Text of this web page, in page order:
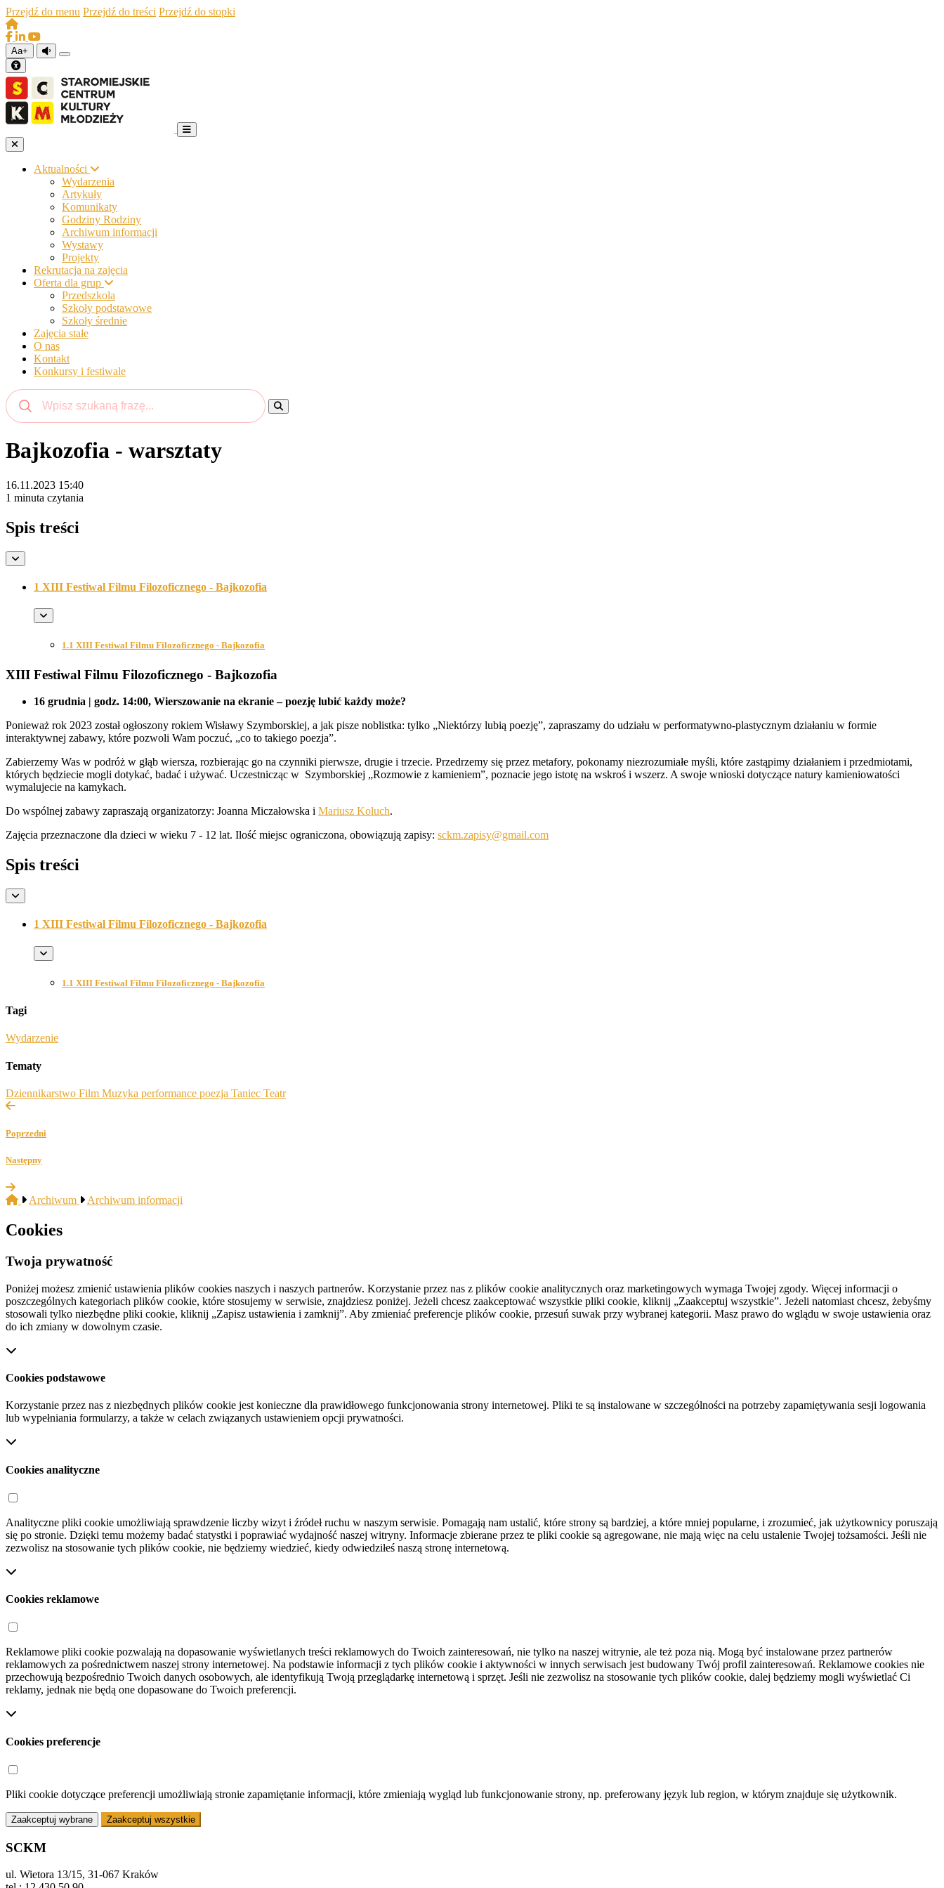
Przejdź do menu Przejdź do treści Przejdź do stopki
Aa+
Aktualności
Wydarzenia
Artykuły
Komunikaty
Godziny Rodziny
Archiwum informacji
Wystawy
Projekty
Rekrutacja na zajęcia
Oferta dla grup
Przedszkola
Szkoły podstawowe
Szkoły średnie
Zajęcia stałe
O nas
Kontakt
Konkursy i festiwale
Bajkozofia - warsztaty
16.11.2023 15:40
1 minuta czytania
Spis treści
1 XIII Festiwal Filmu Filozoficznego - Bajkozofia
1.1 XIII Festiwal Filmu Filozoficznego - Bajkozofia
XIII Festiwal Filmu Filozoficznego - Bajkozofia
16 grudnia | godz. 14:00, Wierszowanie na ekranie – poezję lubić każdy może?
Ponieważ rok 2023 został ogłoszony rokiem Wisławy Szymborskiej, a jak pisze noblistka: tylko „Niektórzy lubią poezję”, zapraszamy do udziału w performatywno-plastycznym działaniu w formie
interaktywnej zabawy, które pozwoli Wam poczuć, „co to takiego poezja”.
Zabierzemy Was w podróż w głąb wiersza, rozbierając go na czynniki pierwsze, drugie i trzecie. Przedrzemy się przez metafory, pokonamy niezrozumiałe myśli, które zastąpimy działaniem i przedmiotami,
których będziecie mogli dotykać, badać i używać. Uczestnicząc w Szymborskiej „Rozmowie z kamieniem”, poznacie jego istotę na wskroś i wszerz. A swoje wnioski dotyczące natury kamieniowatości
wymalujecie na kamykach.
Do wspólnej zabawy zapraszają organizatorzy: Joanna Miczałowska i Mariusz Koluch.
Zajęcia przeznaczone dla dzieci w wieku 7 - 12 lat. Ilość miejsc ograniczona, obowiązują zapisy: sckm.zapisy@gmail.com
Spis treści
1 XIII Festiwal Filmu Filozoficznego - Bajkozofia
1.1 XIII Festiwal Filmu Filozoficznego - Bajkozofia
Tagi
Wydarzenie
Tematy
Dziennikarstwo Film Muzyka performance poezja Taniec Teatr
Poprzedni
Następny
Archiwum Archiwum informacji
Cookies
Twoja prywatność
Poniżej możesz zmienić ustawienia plików cookies naszych i naszych partnerów. Korzystanie przez nas z plików cookie analitycznych oraz marketingowych wymaga Twojej zgody. Więcej informacji o
poszczególnych kategoriach plików cookie, które stosujemy w serwisie, znajdziesz poniżej. Jeżeli chcesz zaakceptować wszystkie pliki cookie, kliknij „Zaakceptuj wszystkie”. Jeżeli natomiast chcesz, żebyśmy
stosowali tylko niezbędne pliki cookie, kliknij „Zapisz ustawienia i zamknij”. Aby zmieniać preferencje plików cookie, przesuń suwak przy wybranej kategorii. Masz prawo do wglądu w swoje ustawienia oraz
do ich zmiany w dowolnym czasie.
Cookies podstawowe
Korzystanie przez nas z niezbędnych plików cookie jest konieczne dla prawidłowego funkcjonowania strony internetowej. Pliki te są instalowane w szczególności na potrzeby zapamiętywania sesji logowania
lub wypełniania formularzy, a także w celach związanych ustawieniem opcji prywatności.
Cookies analityczne
Analityczne pliki cookie umożliwiają sprawdzenie liczby wizyt i źródeł ruchu w naszym serwisie. Pomagają nam ustalić, które strony są bardziej, a które mniej popularne, i zrozumieć, jak użytkownicy poruszają
się po stronie. Dzięki temu możemy badać statystki i poprawiać wydajność naszej witryny. Informacje zbierane przez te pliki cookie są agregowane, nie mają więc na celu ustalenie Twojej tożsamości. Jeśli nie
zezwolisz na stosowanie tych plików cookie, nie będziemy wiedzieć, kiedy odwiedziłeś naszą stronę internetową.
Cookies reklamowe
Reklamowe pliki cookie pozwalają na dopasowanie wyświetlanych treści reklamowych do Twoich zainteresowań, nie tylko na naszej witrynie, ale też poza nią. Mogą być instalowane przez partnerów
reklamowych za pośrednictwem naszej strony internetowej. Na podstawie informacji z tych plików cookie i aktywności w innych serwisach jest budowany Twój profil zainteresowań. Reklamowe cookies nie
przechowują bezpośrednio Twoich danych osobowych, ale identyfikują Twoją przeglądarkę internetową i sprzęt. Jeśli nie zezwolisz na stosowanie tych plików cookie, dalej będziemy mogli wyświetlać Ci
reklamy, jednak nie będą one dopasowane do Twoich preferencji.
Cookies preferencje
Pliki cookie dotyczące preferencji umożliwiają stronie zapamiętanie informacji, które zmieniają wygląd lub funkcjonowanie strony, np. preferowany język lub region, w którym znajduje się użytkownik.
Zaakceptuj wybrane Zaakceptuj wszystkie
SCKM
ul. Wietora 13/15, 31-067 Kraków